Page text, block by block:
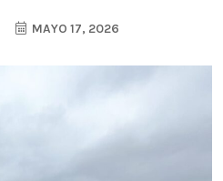
MAYO 17, 2026